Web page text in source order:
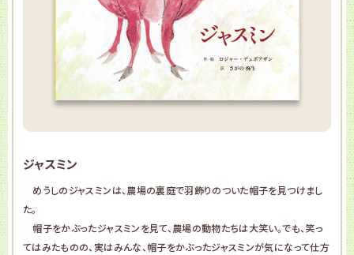
ジャスミン
めうしのジャスミンは、農場の裏庭で羽飾りのついた帽子を見つけまし
た。
帽子をかぶったジャスミンを見て、農場の動物たちは大笑い。でも、笑っ
てはみたものの、実はみんな、帽子をかぶったジャスミンが気になって仕方